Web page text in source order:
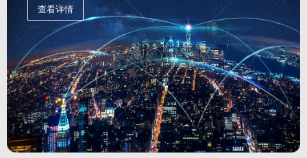
查看详情